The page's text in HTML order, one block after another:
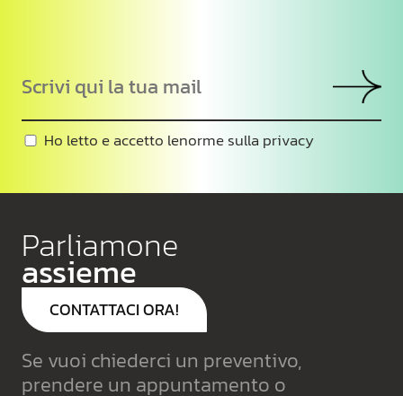
Ho letto e accetto lenorme sulla privacy
Parliamone
assieme
CONTATTACI ORA!
Se vuoi chiederci un preventivo,
prendere un appuntamento o